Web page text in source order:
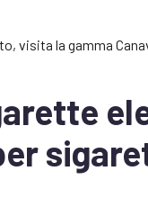
visita la gamma